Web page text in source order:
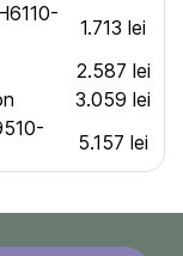
1.713 lei
2.587 lei
3.059 lei
5.157 lei